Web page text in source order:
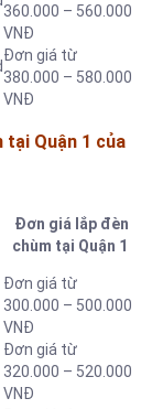
360.000 – 560.000
VNĐ
Đơn giá từ
380.000 – 580.000
VNĐ
Quận 1 của
Đơn giá lắp đèn
chùm tại Quận 1
Đơn giá từ
300.000 – 500.000
VNĐ
Đơn giá từ
320.000 – 520.000
VNĐ